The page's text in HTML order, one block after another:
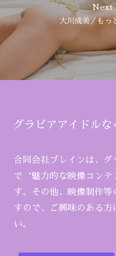
Next
大川成美／もっ
グラビアアイドルな
合同会社ブレインは、グ
で‘魅力的な映像コンテ
す。その他、映像制作等
すので、ご興味のある方
い。